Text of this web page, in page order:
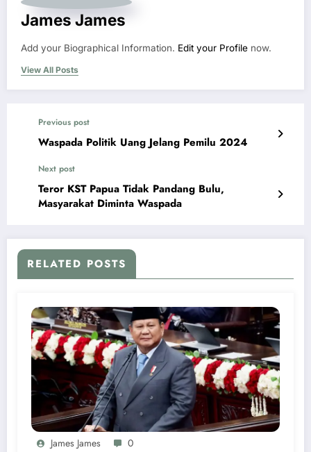
James James
Add your Biographical Information. Edit your Profile now.
View All Posts
Previous post
Waspada Politik Uang Jelang Pemilu 2024
Next post
Teror KST Papua Tidak Pandang Bulu,
Masyarakat Diminta Waspada
RELATED POSTS
James James 0